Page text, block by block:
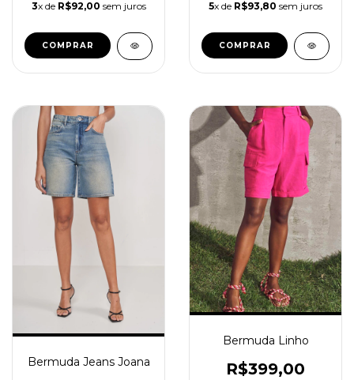
3x de R$92,00 sem juros
COMPRAR
5x de R$93,80 sem juros
COMPRAR
Bermuda Jeans Joana
Bermuda Linho
R$399,00